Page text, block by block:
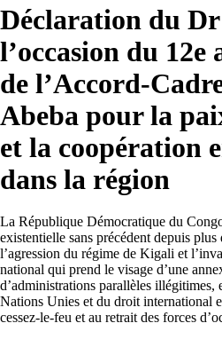
Déclaration du
l’occasion du 12e
de l’Accord-
Abeba pour la
et la coopération
dans la région
La République Démocratique du
existentielle sans précédent depuis plus
l’agression du régime de Kigali et
national qui prend le visage d’une
d’administrations parallèles illégitimes,
Nations Unies et du droit international
cessez-le-feu et au retrait des forces